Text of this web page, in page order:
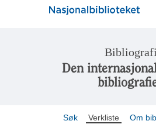
Bibliografi
Den
Søk Verkliste Om